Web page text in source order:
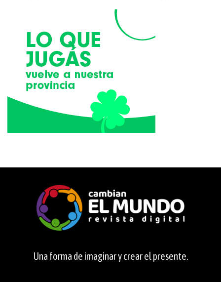
Una forma de imaginar y crear el presente.